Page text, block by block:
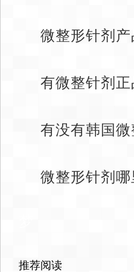
微整形针剂
有微整针剂
有没有韩国
微整形针剂
推荐阅读